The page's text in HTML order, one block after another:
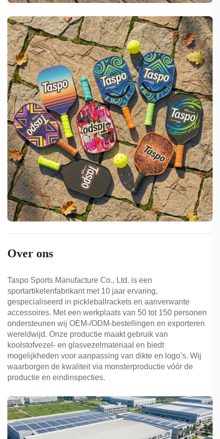
Over ons
Taspo Sports Manufacture Co., Ltd. is een
sportartikelenfabrikant met 10 jaar ervaring,
gespecialiseerd in pickleballrackets en aanverwante
accessoires. Met een werkplaats van 50 tot 150 personen
ondersteunen wij OEM-/ODM-bestellingen en exporteren
wereldwijd. Onze productie maakt gebruik van
koolstofvezel- en glasvezelmateriaal en biedt
mogelijkheden voor aanpassing van dikte en logo’s. Wij
waarborgen de kwaliteit via monsterproductie vóór de
productie en eindinspecties.